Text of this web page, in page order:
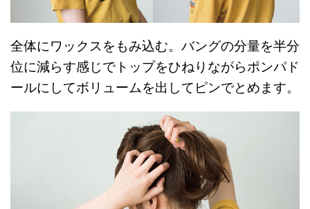
全体にワックスをもみ込む。バングの分量を半分
位に減らす感じでトップをひねりながらポンパド
ールにしてボリュームを出してピンでとめます。